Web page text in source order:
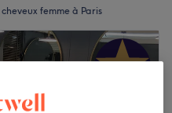
femme à Paris